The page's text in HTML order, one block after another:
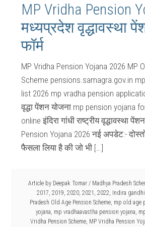
MP Vridha Pension
मध्यप्रदेश वृद्धावस्था
फॉर्म
MP Vridha Pension Yojana 2026 MP
Scheme pensions.samagra.gov.in
list 2026 mp vradha pension
वृद्धा पेंशन योजना mp pension yojana
online इंदिरा गांधी राष्‍ट्रीय वृद्धावस्‍था
Pension Yojana 2026 नई अपडेट:-
फैसला लिया है की जो भी […]
Article by Deepak Tomar / Madhya Pradesh
2017, 2019, 2020, 2021 , 2022, Indira
Pradesh Old Age Pension Scheme, mp old age
yojana, mp vradhaavastha pension yojana,
Vridha Pension Scheme, MP Vridha Pension